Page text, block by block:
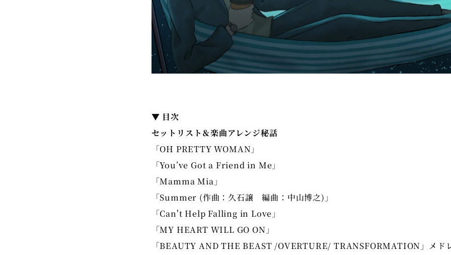
▼ 目次
セットリスト＆楽曲アレンジ秘話
「OH PRETTY WOMAN」
「You’ve Got a Friend in Me」
「Mamma Mia」
「Summer (作曲：久石譲 編曲：中山博之)」
「Can't Help Falling in Love」
「MY HEART WILL GO ON」
「BEAUTY AND THE BEAST /OVERTURE/ TRANSFORMATION」メド